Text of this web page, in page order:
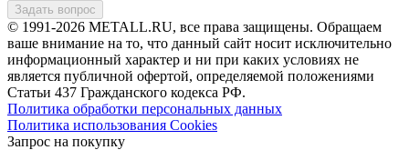
Задать вопрос
© 1991-2026 METALL.RU, все права защищены. Обращаем
ваше внимание на то, что данный сайт носит исключительно
информационный характер и ни при каких условиях не
является публичной офертой, определяемой положениями
Статьи 437 Гражданского кодекса РФ.
Политика обработки персональных данных
Политика использования Сookies
Запрос на покупку